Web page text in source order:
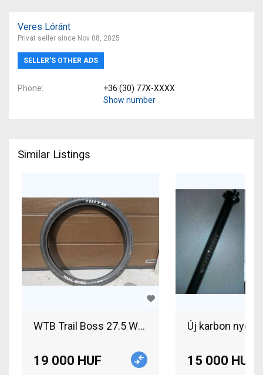
Veres Lóránt
Privat seller since Nov 08, 2025
SELLER’S OTHER ADS
Phone
+36 (30) 77X-XXXX
Show number
Similar Listings
WTB Trail Boss 27.5 WTB Trail Boss 27.5 2db
19 000 HUF
Új karbon
15 000 HUF